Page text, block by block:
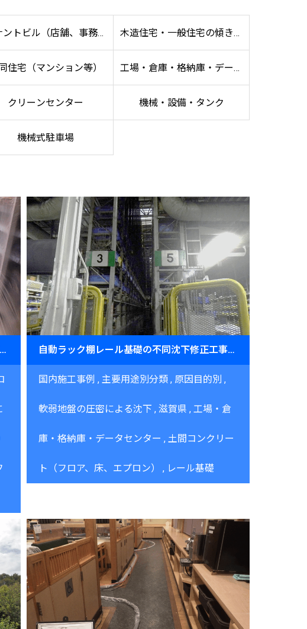
ントビル（店舗、事務所
など）
木造住宅・一般住宅の傾き修
正
住宅（マンション等） 工場・倉庫・格納庫・データ
センター
クリーンセンター 機械・設備・タンク
機械式駐車場
下修正（中国地方）～夜間施工による営業継続とJOG工法の適用～ 自動ラック棚レール基礎の不同沈下修正工事（滋賀県）～JOG工法による土間レベル復元～
国内施工事例 主要用途別分類 原因目的別
軟弱地盤の圧密による沈下 滋賀県 工場・倉
庫・格納庫・データセンター 土間コンクリー
ト（フロア、床、エプロン） レール基礎